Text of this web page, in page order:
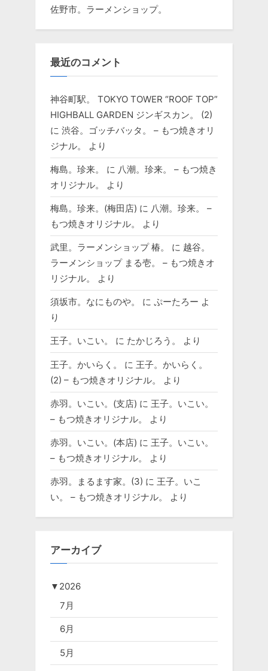
佐野市。ラーメンショップ。
最近のコメント
神谷町駅。 TOKYO TOWER “ROOF TOP”
HIGHBALL GARDEN ジンギスカン。 (2)
に 渋谷。ゴッチバッタ。 – もつ焼きオリ
ジナル。
より
梅島。珍来。 に 八潮。珍来。 – もつ焼き
オリジナル。
より
梅島。珍来。(梅田店) に 八潮。珍来。 –
もつ焼きオリジナル。
より
武里。ラーメンショップ 椿。 に 越谷。
ラーメンショップ まる壱。 – もつ焼きオ
リジナル。
より
須坂市。なにものや。 に ぷーたろー よ
り
王子。いこい。 に たかじろう。 より
王子。かいらく。 に 王子。かいらく。
(2) – もつ焼きオリジナル。
より
赤羽。いこい。(支店) に 王子。いこい。
– もつ焼きオリジナル。
より
赤羽。いこい。(本店) に 王子。いこい。
– もつ焼きオリジナル。
より
赤羽。まるます家。(3) に 王子。いこ
い。 – もつ焼きオリジナル。
より
アーカイブ
▼ 2026
7月
6月
5月